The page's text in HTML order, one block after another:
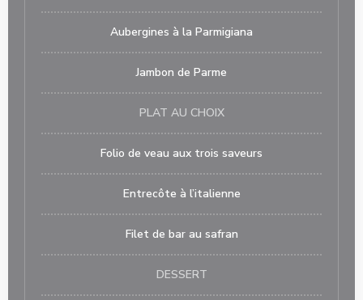
Aubergines à la Parmigiana
Jambon de Parme
PLAT AU CHOIX
Folio de veau aux trois saveurs
Entrecôte à l’italienne
Filet de bar au safran
DESSERT